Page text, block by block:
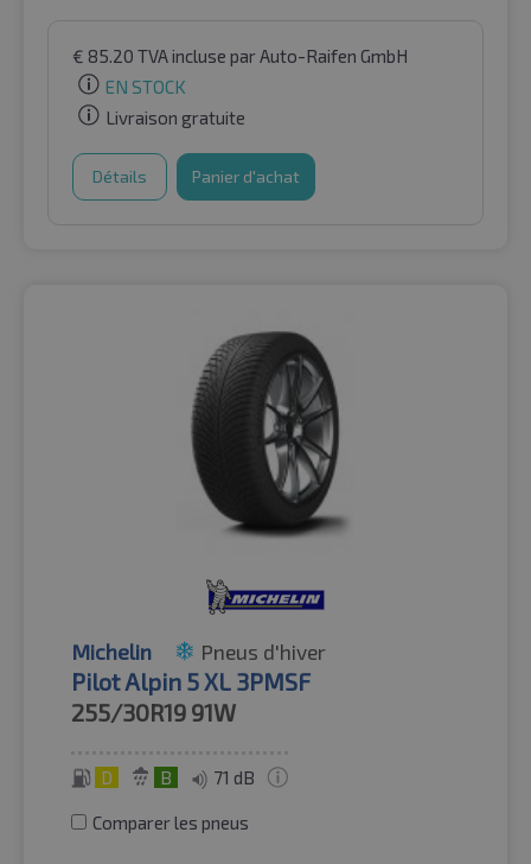
€ 85.20 TVA incluse par Auto-Raifen GmbH
EN STOCK
Livraison gratuite
Détails Panier d'achat
Michelin Pneus d'hiver
Pilot Alpin 5 XL 3PMSF
255/30R19 91W
D B 71 dB
Comparer les pneus